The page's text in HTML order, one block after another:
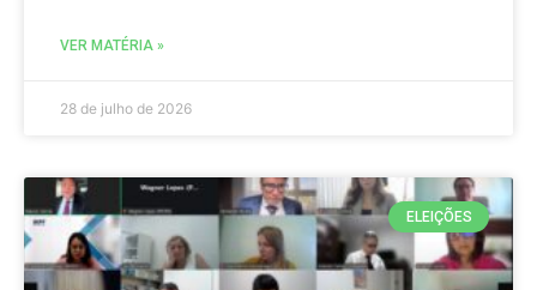
VER MATÉRIA »
28 de julho de 2026
ELEIÇÕES